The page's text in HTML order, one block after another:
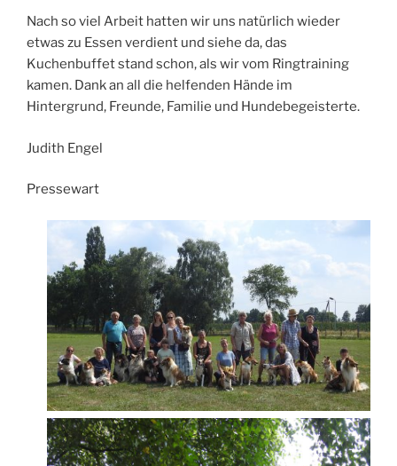
Nach so viel Arbeit hatten wir uns natürlich wieder
etwas zu Essen verdient und siehe da, das
Kuchenbuffet stand schon, als wir vom Ringtraining
kamen. Dank an all die helfenden Hände im
Hintergrund, Freunde, Familie und Hundebegeisterte.
Judith Engel
Pressewart